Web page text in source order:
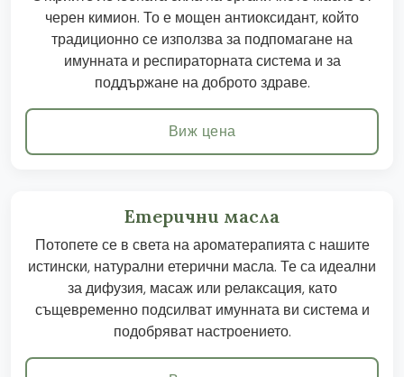
черен кимион. То е мощен антиоксидант, който
традиционно се използва за подпомагане на
имунната и респираторната система и за
поддържане на доброто здраве.
Виж цена
Етерични масла
Потопете се в света на ароматерапията с нашите
истински, натурални етерични масла. Те са идеални
за дифузия, масаж или релаксация, като
същевременно подсилват имунната ви система и
подобряват настроението.